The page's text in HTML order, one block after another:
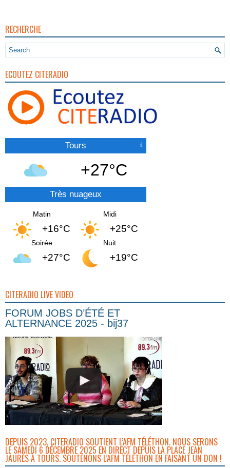
RECHERCHE
ECOUTEZ CITERADIO
Tours
+27°C
Très nuageux
Matin
+16°C
Midi
+25°C
Soirée
+27°C
Nuit
+19°C
CITERADIO LIVE VIDEO
FORUM JOBS D’ÉTÉ ET
ALTERNANCE 2025 - bij37
DEPUIS 2023, CITERADIO SOUTIENT L’AFM TÉLÉTHON. NOUS SERONS
LE SAMEDI 6 DÉCEMBRE 2025 EN DIRECT DEPUIS LA PLACE JEAN
JAURÈS À TOURS. SOUTENONS L’AFM TÉLÉTHON EN FAISANT UN DON !